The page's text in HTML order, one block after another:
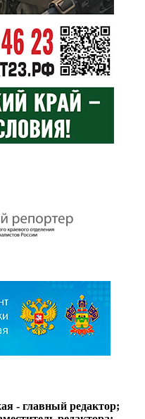
- главный редактор;